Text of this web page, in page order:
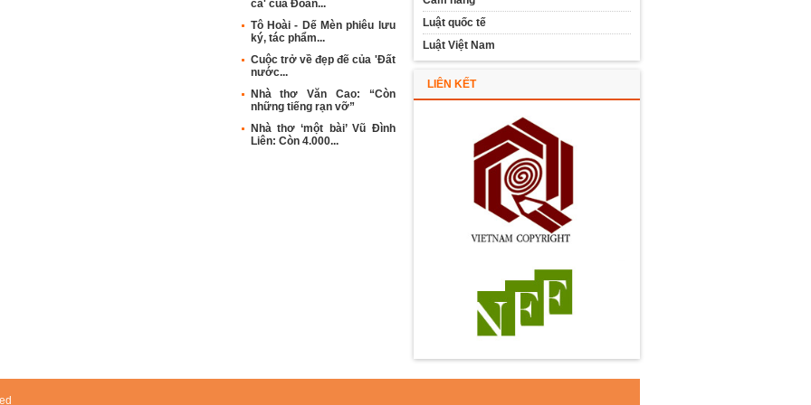
ca' của Đoàn...
Tô Hoài - Dế Mèn phiêu lưu
ký, tác phẩm...
Cuộc trở về đẹp đẽ của 'Đất
nước...
Nhà thơ Văn Cao: “Còn
những tiếng rạn vỡ”
Nhà thơ ‘một bài’ Vũ Đình
Liên: Còn 4.000...
Luật quốc tế
Luật Việt Nam
LIÊN KẾT